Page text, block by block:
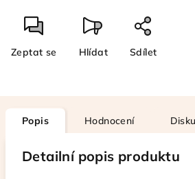
Zeptat se Hlídat Sdílet
Popis Hodnocení
Detailní popis produktu